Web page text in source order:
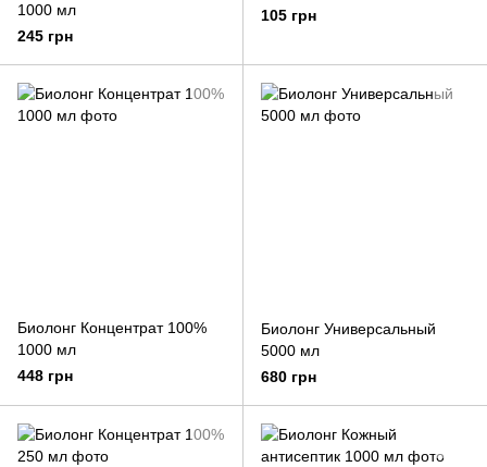
1000 мл
245 грн
105 грн
Биолонг Концентрат 100%
1000 мл
448 грн
Биолонг Универсальный
5000 мл
680 грн